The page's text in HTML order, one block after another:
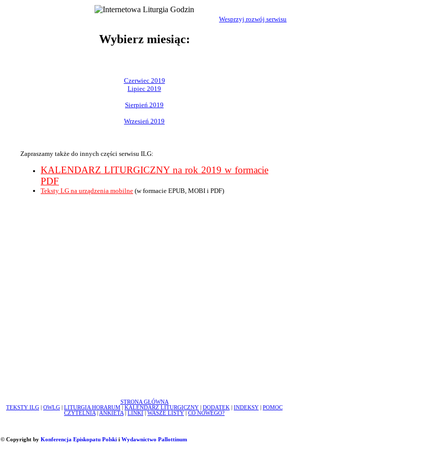
Wesprzyj rozwój serwisu
Wybierz miesiąc:
Czerwiec 2019
Lipiec 2019
Sierpień 2019
Wrzesień 2019
Zapraszamy także do innych części serwisu ILG:
KALENDARZ LITURGICZNY na rok 2019 w formacie
PDF
Teksty LG na urządzenia mobilne (w formacie EPUB, MOBI i PDF)
STRONA GŁÓWNA
TEKSTY ILG
OWLG LITURGIA HORARUM KALENDARZ LITURGICZNY DODATEK INDEKSY
POMOC
CZYTELNIA
ANKIETA LINKI WASZE LISTY CO NOWEGO?
© Copyright by Konferencja Episkopatu Polskii Wydawnictwo Pallottinum